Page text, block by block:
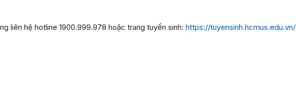
liên hệ hotline 1900.999.978 hoặc trang tuyển sinh:https://tuyensinh.hcmus.edu.vn/